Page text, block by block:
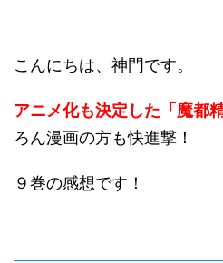
こんにちは、神門です。
アニメ化も決定した「魔都
ろん漫画の方も快進撃！
９巻の感想です！